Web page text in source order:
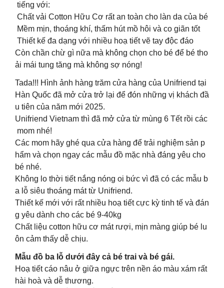
tiếng với:
Chất vải Cotton Hữu Cơ rất an toàn cho làn da của bé
Mềm mịn, thoáng khí, thấm hút mồ hôi và co giãn tốt
Thiết kế đa dạng với nhiều hoạ tiết vẽ tay độc đáo
Còn chần chừ gì nữa mà không chọn cho bé để bé tho
ải mái tung tăng mà không sợ nóng!
Tada!!! Hình ảnh hàng trăm cửa hàng của Unifriend tại
Hàn Quốc đã mở cửa trở lại để đón những vị khách đầ
u tiên của năm mới 2025.
Unifriend Vietnam thì đã mở cửa từ mùng 6 Tết rồi các
mom nhé!
Các mom hãy ghé qua cửa hàng để trải nghiệm sản p
hẩm và chọn ngay các mẫu đồ mặc nhà đáng yêu cho
bé nhé.
Không lo thời tiết nắng nóng oi bức vì đã có các mẫu b
a lỗ siêu thoáng mát từ Unifriend.
Thiết kế mới với rất nhiều hoạ tiết cực kỳ tinh tế và đán
g yêu dành cho các bé 9-40kg
Chất liệu cotton hữu cơ mát rượi, mịn màng giúp bé lu
ôn cảm thấy dễ chịu.
Mẫu đồ ba lỗ dưới đây cả bé trai và bé gái.
Hoạ tiết cáo nâu ở giữa ngực trên nền áo màu xám rất
hài hoà và dễ thương.